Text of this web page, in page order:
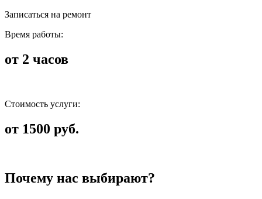
Записаться на ремонт
Время работы:
от 2 часов
Стоимость услуги:
от 1500 руб.
Почему нас выбирают?